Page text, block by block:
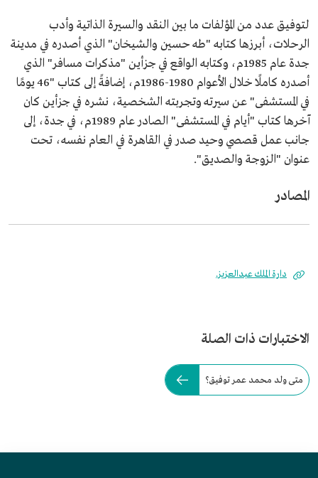
لتوفيق عدد من المؤلفات ما بين النقد والسيرة الذاتية وأدب
الرحلات، أبرزها كتابه "طه حسين والشيخان" الذي أصدره في مدينة
جدة عام 1985م، وكتابه الواقع في جزأين "مذكرات مسافر" الذي
أصدره كاملًا خلال الأعوام 1980-1986م، إضافةً إلى كتاب "46 يومًا
في المستشفى" عن سيرته وتجربته الشخصية، نشره في جزأين كان
آخرها كتاب "أيام في المستشفى" الصادر عام 1989م، في جدة، إلى
جانب عمل قصصي وحيد صدر في القاهرة في العام نفسه، تحت
عنوان "الزوجة والصديق".
المصادر
دارة الملك عبدالعزيز.
الاختبارات ذات الصلة
متى ولد محمد عمر توفيق؟